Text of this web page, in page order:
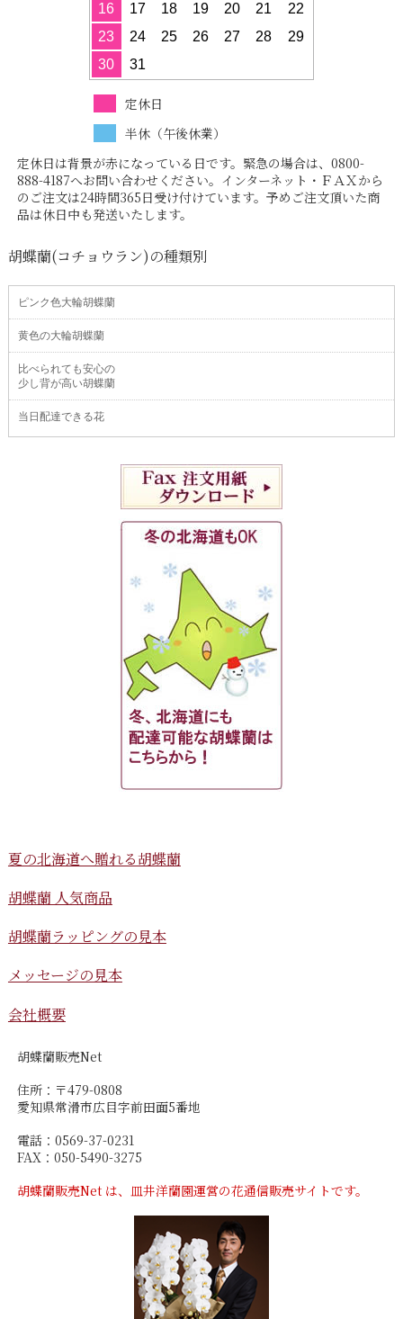
16 17 18 19 20 21
22
23
24 25 26 27 28
29
30
31
定休日
半休（午後休業）
定休日は背景が赤になっている日です。緊急の場合は、0800-
888-4187へお問い合わせください。インターネット・ＦＡＸから
のご注文は24時間365日受け付けています。予めご注文頂いた商
品は休日中も発送いたします。
胡蝶蘭(コチョウラン)の種類別
ピンク色大輪胡蝶蘭
黄色の大輪胡蝶蘭
比べられても安心の
少し背が高い胡蝶蘭
当日配達できる花
夏の北海道へ贈れる胡蝶蘭
胡蝶蘭 人気商品
胡蝶蘭ラッピングの見本
メッセージの見本
会社概要
胡蝶蘭販売Net
住所：〒479-0808
愛知県常滑市広目字前田面5番地
電話：0569-37-0231
FAX：050-5490-3275
胡蝶蘭販売Net は、皿井洋蘭園運営の花通信販売サイトです。